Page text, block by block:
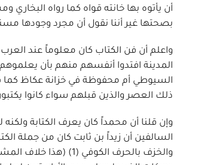
أن يأتوه بها خانته قواه كما رواه
بصحتها غير أننا نقول أن مجرد وجودها
واعلم أن فن الكتاب كان معلوماً عند
المدينة افتدوا أنفسهم منهم بأن
السيوطي أم محفوظة في خزانة عكاظ كما
ذلك العصر والذين قبلهم سواء كانوا
وإن قلنا أن محمداً كان يعرف الكتابة
السالفين أن زيداً بن ثابت كان من جملة
والخزف بالحرف